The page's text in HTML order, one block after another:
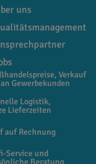
uns
Verkauf
Gewerbekunden
Logistik,
Lieferzeiten
auf Rechnung
Service und
Beratung